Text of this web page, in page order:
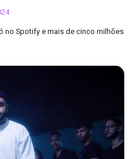
no Spotify e mais de cinco milhões